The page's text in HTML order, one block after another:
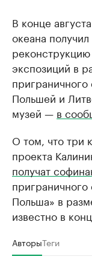
В конце
океана
экспозиций в
Польшей и
музей — в
О том, что три
проекта
получат
Польша» в
известно в
АвторыТеги